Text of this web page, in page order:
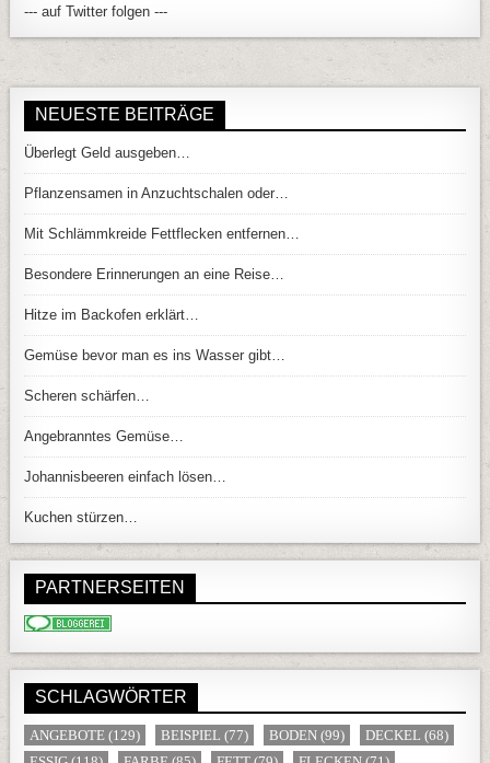
--- auf Twitter folgen ---
NEUESTE BEITRÄGE
Überlegt Geld ausgeben…
Pflanzensamen in Anzuchtschalen oder…
Mit Schlämmkreide Fettflecken entfernen…
Besondere Erinnerungen an eine Reise…
Hitze im Backofen erklärt…
Gemüse bevor man es ins Wasser gibt…
Scheren schärfen…
Angebranntes Gemüse…
Johannisbeeren einfach lösen…
Kuchen stürzen…
PARTNERSEITEN
SCHLAGWÖRTER
ANGEBOTE (129) BEISPIEL (77) BODEN (99) DECKEL (68)